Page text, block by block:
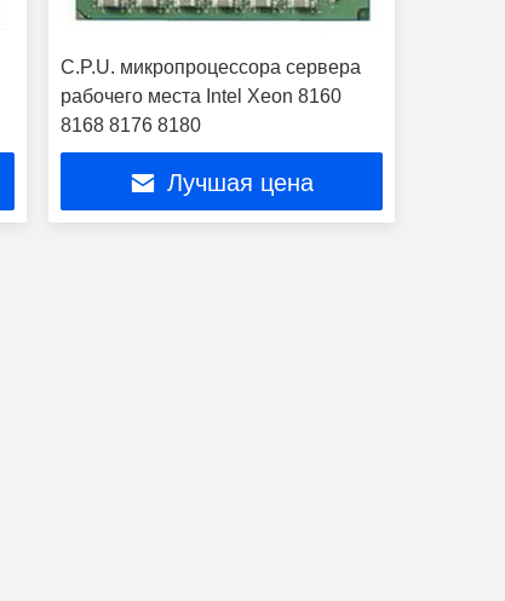
C.P.U. микропроцессора сервера
рабочего места Intel Xeon 8160
8168 8176 8180
Лучшая цена